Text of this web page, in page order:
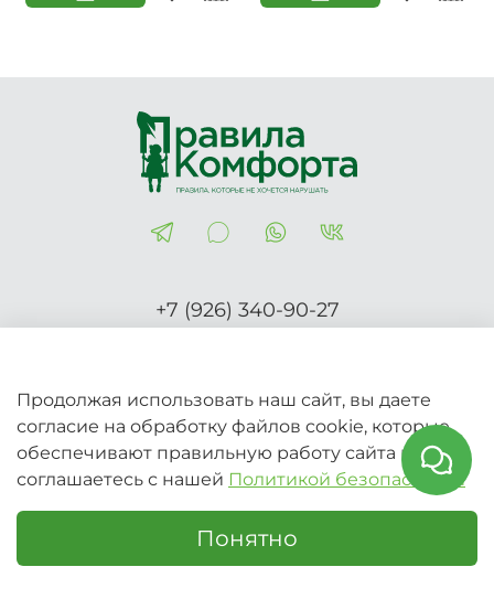
+7 (926) 340-90-27
2026 © Вся информация на сайте носит справочный
характер и не является публичной офертой (Ст.437 ГК
Продолжая использовать наш сайт, вы даете
согласие на обработку файлов cookie, которые
обеспечивают правильную работу сайта и
соглашаетесь с нашей Политикой безопасности
Понятно